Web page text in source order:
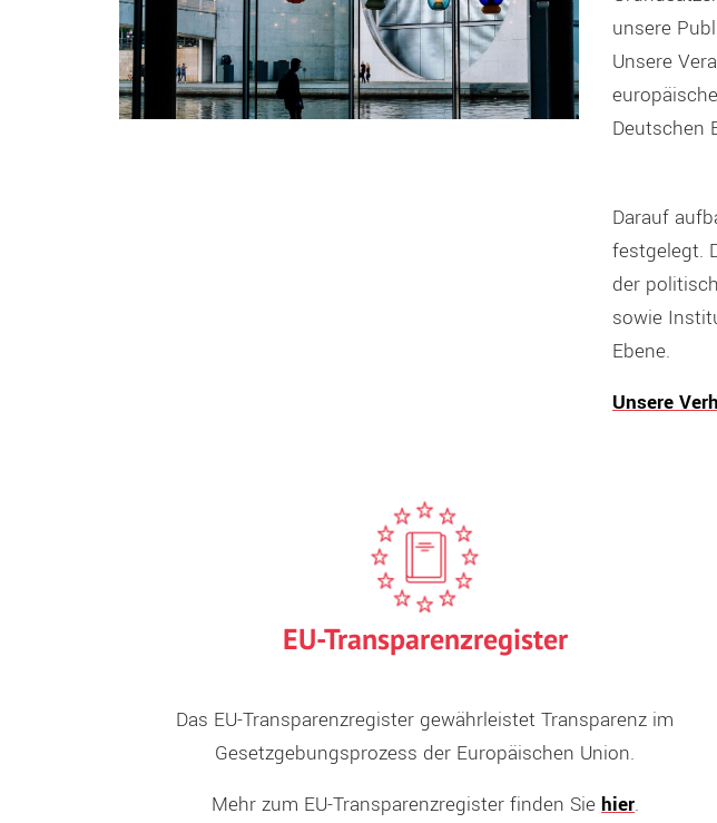
unsere
Unsere
Deutschen
Darauf
festgelegt.
der
sowie
Ebene.
Unsere
EU-Transparenzregister
Das EU-Transparenzregister gewährleistet Transparenz im
Gesetzgebungsprozess der Europäischen Union.
Mehr zum EU-Transparenzregister finden Sie hier.